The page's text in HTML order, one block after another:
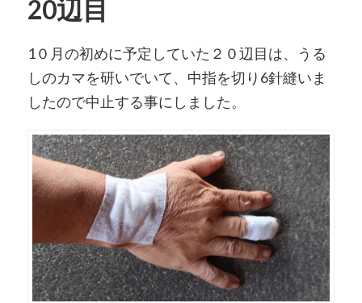
20辺目
1０月の初めに予定していた２０辺目は、うる
しのカマを研いでいて、中指を切り6針縫いま
したので中止する事にしました。